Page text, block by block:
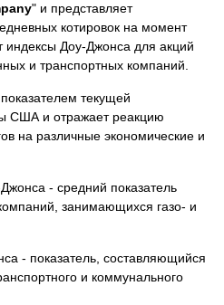
" и представляет
котировок на момент
индексы Доу-Джонса для акций
и транспортных компаний.
текущей
США и отражает реакцию
на различные экономические и
- средний показатель
занимающихся газо- и
- показатель, составляющийся
и коммунального